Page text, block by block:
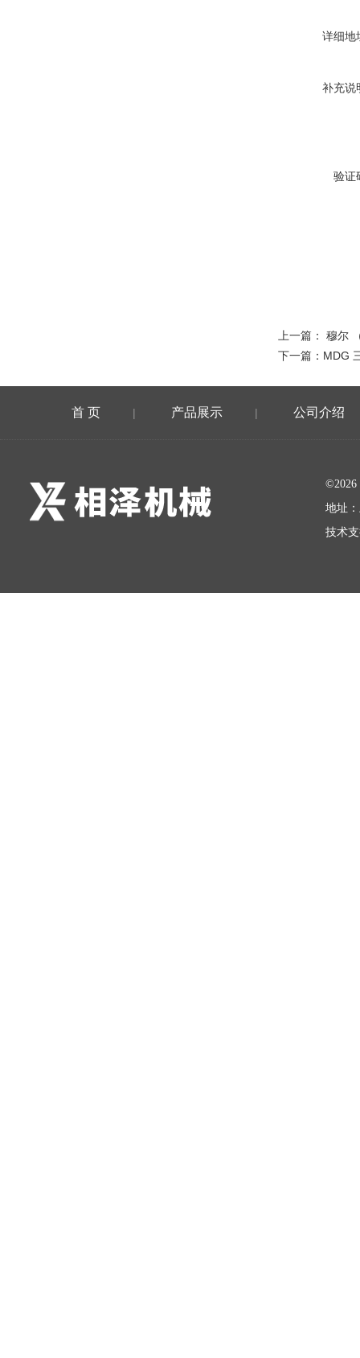
详细地
补充说
验证
上一篇： 穆尔
下一篇： MDG
首 页 | 产品展示 | 公司介绍
地址
技术